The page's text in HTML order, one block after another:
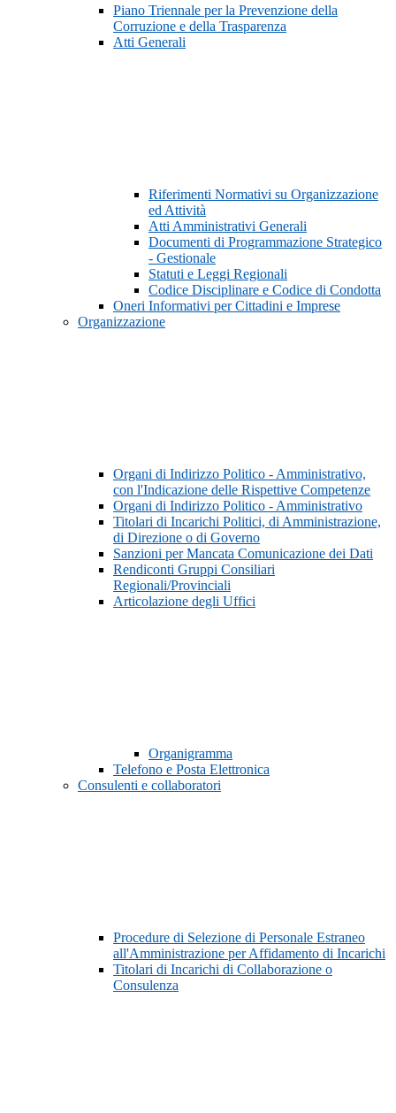
Piano Triennale per la Prevenzione della
Corruzione e della Trasparenza
Atti Generali
Riferimenti Normativi su Organizzazione
ed Attività
Atti Amministrativi Generali
Documenti di Programmazione Strategico
- Gestionale
Statuti e Leggi Regionali
Codice Disciplinare e Codice di Condotta
Oneri Informativi per Cittadini e Imprese
Organizzazione
Organi di Indirizzo Politico - Amministrativo,
con l'Indicazione delle Rispettive Competenze
Organi di Indirizzo Politico - Amministrativo
Titolari di Incarichi Politici, di Amministrazione,
di Direzione o di Governo
Sanzioni per Mancata Comunicazione dei Dati
Rendiconti Gruppi Consiliari
Regionali/Provinciali
Articolazione degli Uffici
Organigramma
Telefono e Posta Elettronica
Consulenti e collaboratori
Procedure di Selezione di Personale Estraneo
all'Amministrazione per Affidamento di Incarichi
Titolari di Incarichi di Collaborazione o
Consulenza